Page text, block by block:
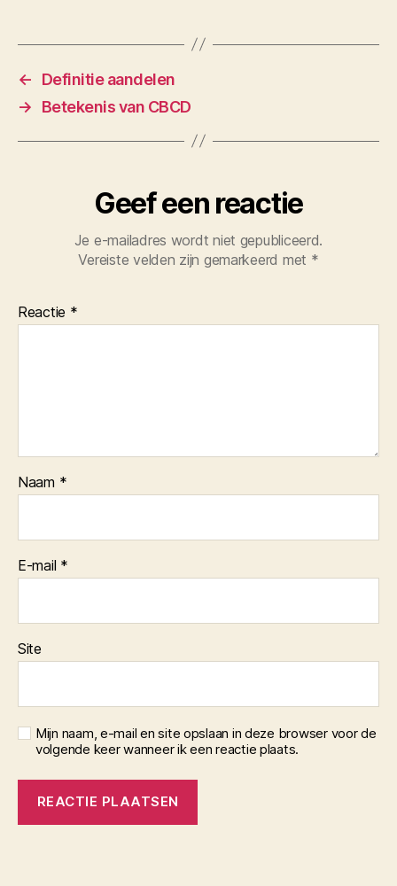
←
Definitie aandelen
→
Betekenis van CBCD
Geef een reactie
Je e-mailadres wordt niet gepubliceerd.
Vereiste velden zijn gemarkeerd met *
Reactie *
Naam *
E-mail *
Site
Mijn naam, e-mail en site opslaan in deze browser voor de
volgende keer wanneer ik een reactie plaats.